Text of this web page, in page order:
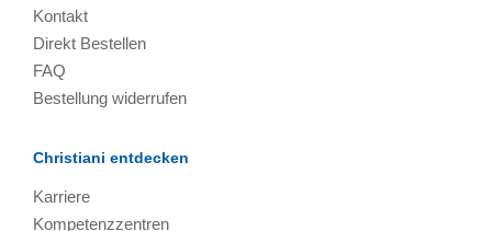
Kontakt
Direkt Bestellen
FAQ
Bestellung widerrufen
Christiani entdecken
Karriere
Kompetenzzentren